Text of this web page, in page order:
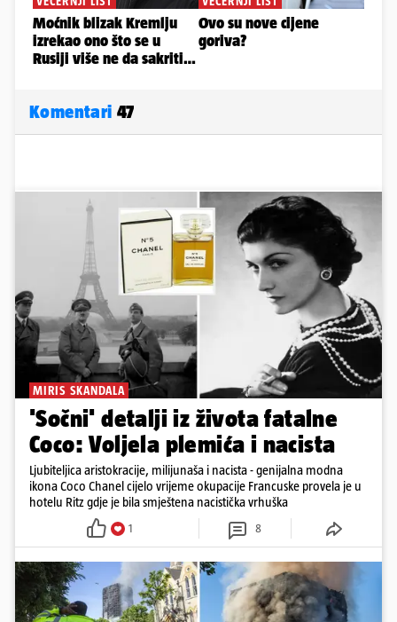
Komentari 47
MIRIS SKANDALA
'Sočni' detalji iz života fatalne
Coco: Voljela plemića i nacista
Ljubiteljica aristokracije, milijunaša i nacista - genijalna modna
ikona Coco Chanel cijelo vrijeme okupacije Francuske provela je u
hotelu Ritz gdje je bila smještena nacistička vrhuška
1 8